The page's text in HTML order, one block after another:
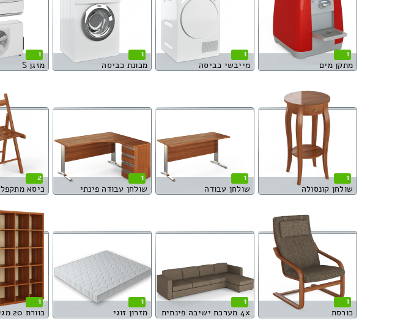
1
מתקן מים
1
מייבשי כביסה
1
מכונת כביסה
1
מזגן S
1
שולחן קונסולה
1
שולחן עבודה
1
שולחן עבודה פינתי
2
כיסא מתקפל
1
כורסת
1
4x מערכת ישיבה פינתית
1
מזרון זוגי
1
כוורת 20 מגירות